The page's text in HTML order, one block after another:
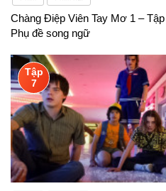
Chàng Điệp Viên Tay Mơ 1 –
Phụ đề song ngữ
Tập
7